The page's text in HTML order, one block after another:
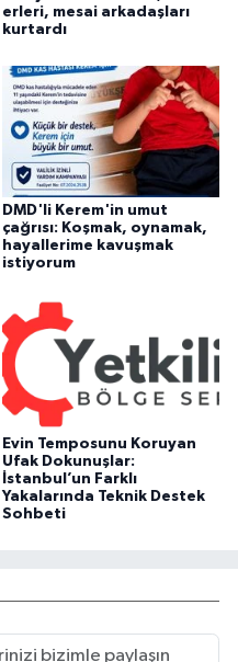
erleri, mesai arkadaşları
kurtardı
DMD'li Kerem'in umut
çağrısı: Koşmak, oynamak,
hayallerime kavuşmak
istiyorum
Evin Temposunu Koruyan
Ufak Dokunuşlar:
İstanbul’un Farklı
Yakalarında Teknik Destek
Sohbeti